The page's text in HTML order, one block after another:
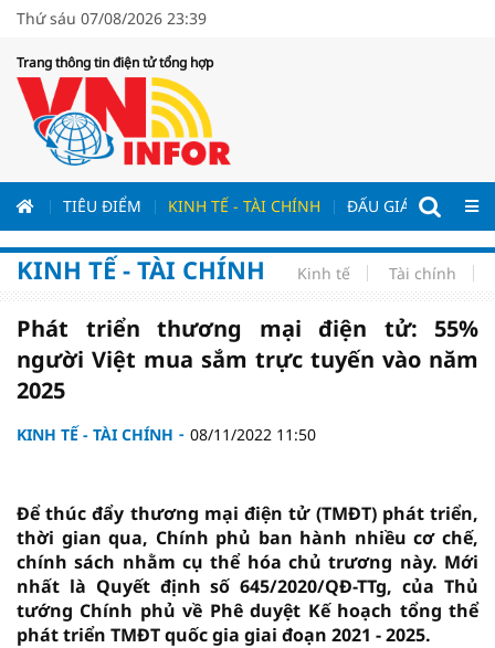
Thứ sáu 07/08/2026 23:39
Trang thông tin điện tử tổng hợp
TIÊU ĐIỂM KINH TẾ - TÀI CHÍNH ĐẤU GIÁ - ĐẤU
KINH TẾ - TÀI CHÍNH Kinh tế Tài chính
Phát triển thương mại điện tử: 55%
người Việt mua sắm trực tuyến vào năm
2025
KINH TẾ - TÀI CHÍNH 08/11/2022 11:50
Để thúc đẩy thương mại điện tử (TMĐT) phát triển,
thời gian qua, Chính phủ ban hành nhiều cơ chế,
chính sách nhằm cụ thể hóa chủ trương này. Mới
nhất là Quyết định số 645/2020/QĐ-TTg, của Thủ
tướng Chính phủ về Phê duyệt Kế hoạch tổng thể
phát triển TMĐT quốc gia giai đoạn 2021 - 2025.